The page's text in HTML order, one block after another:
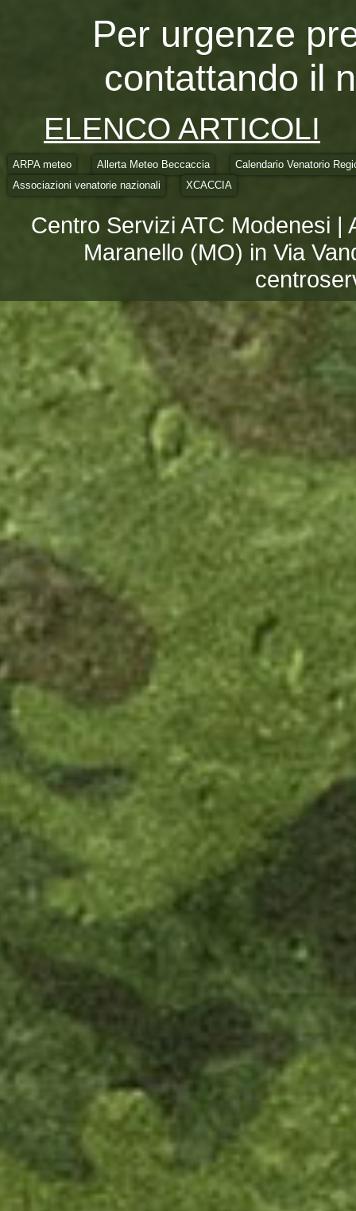
Per urgenze
contattando il
ELENCO ARTICOLI
ARPA meteo Allerta Meteo Beccaccia
Calendario Venatorio
Associazioni venatorie nazionali
XCACCIA
Centro Servizi ATC Modenesi |
Maranello (MO) in Via